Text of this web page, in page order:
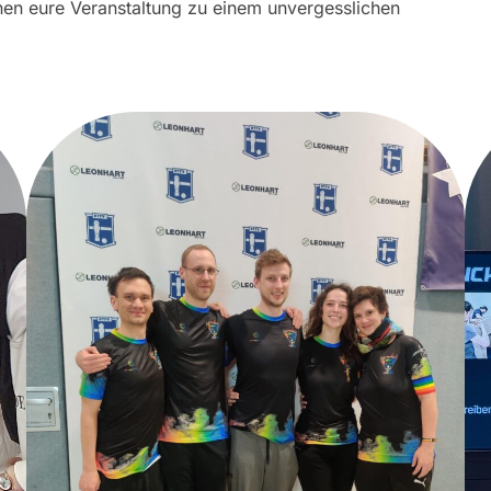
eure Veranstaltung zu einem unvergesslichen